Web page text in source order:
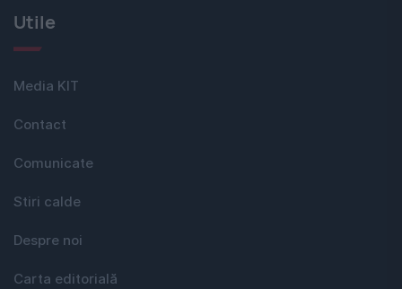
Utile
Media KIT
Contact
Comunicate
Stiri calde
Despre noi
Carta editorială